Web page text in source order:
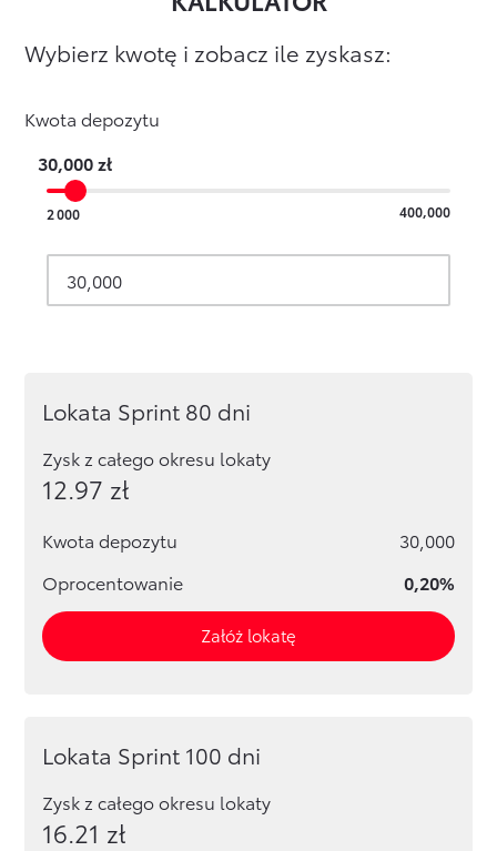
Wybierz kwotę i zobacz ile zyskasz:
Kwota depozytu
30,000zł
2 000 400,000
Lokata Sprint 80 dni
Zysk z całego okresu lokaty
12.97 zł
Kwota depozytu
30,000
Oprocentowanie
0,20%
Załóż lokatę
Lokata Sprint 100 dni
Zysk z całego okresu lokaty
16.21 zł